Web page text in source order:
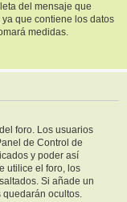
del mensaje que
que contiene los datos
medidas.
foro. Los usuarios
de Control de
y poder así
utilice el foro, los
Si añade un
quedarán ocultos.